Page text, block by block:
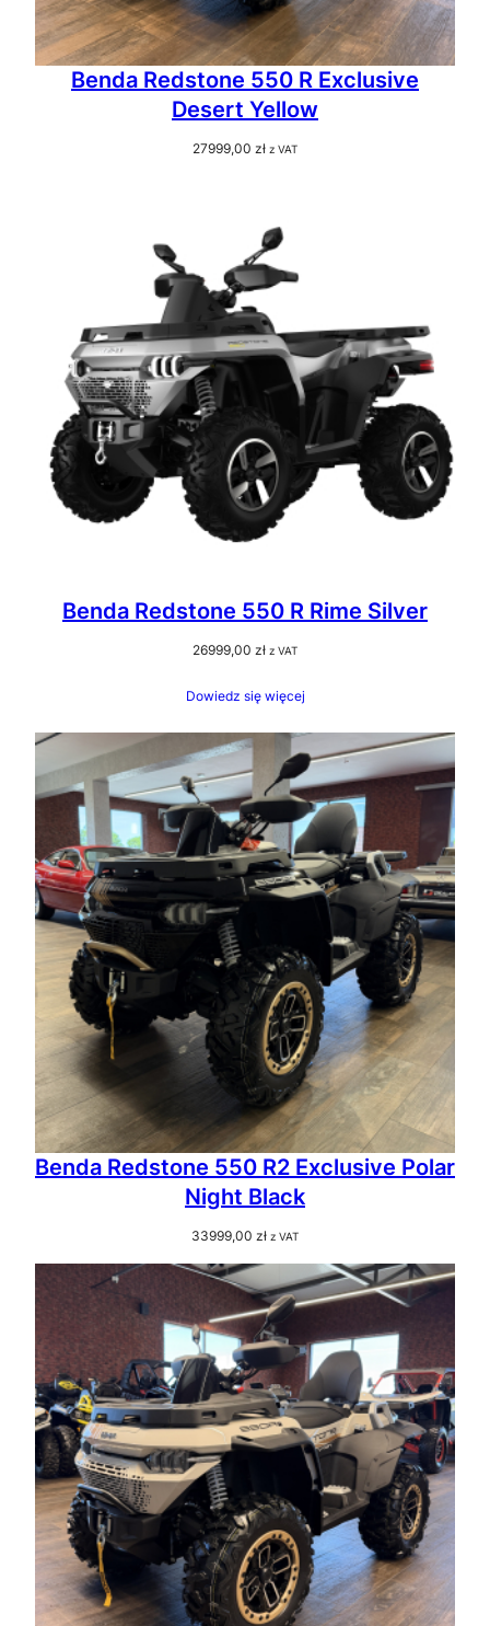
Benda Redstone 550 R Exclusive
Desert Yellow
27999,00 zł z VAT
Benda Redstone 550 R Rime Silver
26999,00 zł z VAT
Dowiedz się więcej
Benda Redstone 550 R2 Exclusive Polar
Night Black
33999,00 zł z VAT